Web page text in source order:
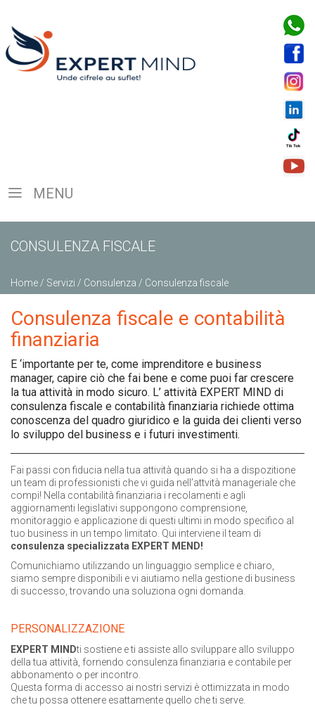
MENU
CONSULENZA FISCALE
Home / Servizi / Consulenza / Consulenza fiscale
Consulenza fiscale e contabilità
finanziaria
E ‘importante per te, come imprenditore e business
manager, capire ciò che fai bene e come puoi far crescere
la tua attività in modo sicuro. L’ attività EXPERT MIND di
consulenza fiscale e contabilità finanziaria richiede ottima
conoscenza del quadro giuridico e la guida dei clienti verso
lo sviluppo del business e i futuri investimenti.
Fai passi con fiducia nella tua attività quando si ha a dispozitione
un team di professionisti che vi guida nell’attvità manageriale che
compi! Nella contabilità finanziaria i recolamenti e agli
aggiornamenti legislativi suppongono comprensione,
monitoraggio e applicazione di questi ultimi in modo specifico al
tuo business in un tempo limitato. Qui interviene il team di
consulenza specializzata EXPERT MEND!
Comunichiamo utilizzando un linguaggio semplice e chiaro,
siamo sempre disponibili e vi aiutiamo nella gestione di business
di successo, trovando una soluziona ogni domanda.
PERSONALIZZAZIONE
EXPERT MINDti sostiene e ti assiste allo sviluppare allo sviluppo
della tua attività, fornendo consulenza finanziaria e contabile per
abbonamento o per incontro.
Questa forma di accesso ai nostri servizi è ottimizzata in modo
che tu possa ottenere esattamente quello che ti serve.